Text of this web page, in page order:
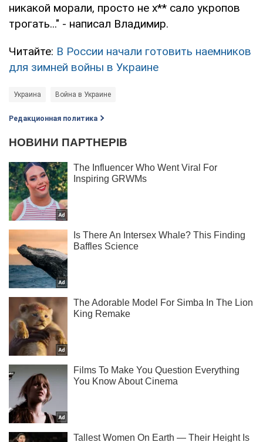
никакой морали, просто не х** сало укропов
трогать..." - написал Владимир.
Читайте: В России начали готовить наемников
для зимней войны в Украине
Украина Война в Украине
Редакционная политика